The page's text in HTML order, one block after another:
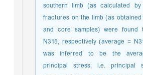
southern limb (as calculated
fractures on the limb (as
and core samples) were
N315, respectively (average =
was inferred to be the
principal stress, i.e. principal